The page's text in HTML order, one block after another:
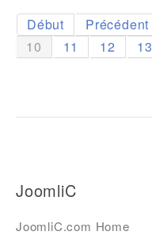
Début Précédent
10
11 12 13
JoomliC
JoomliC.com Home